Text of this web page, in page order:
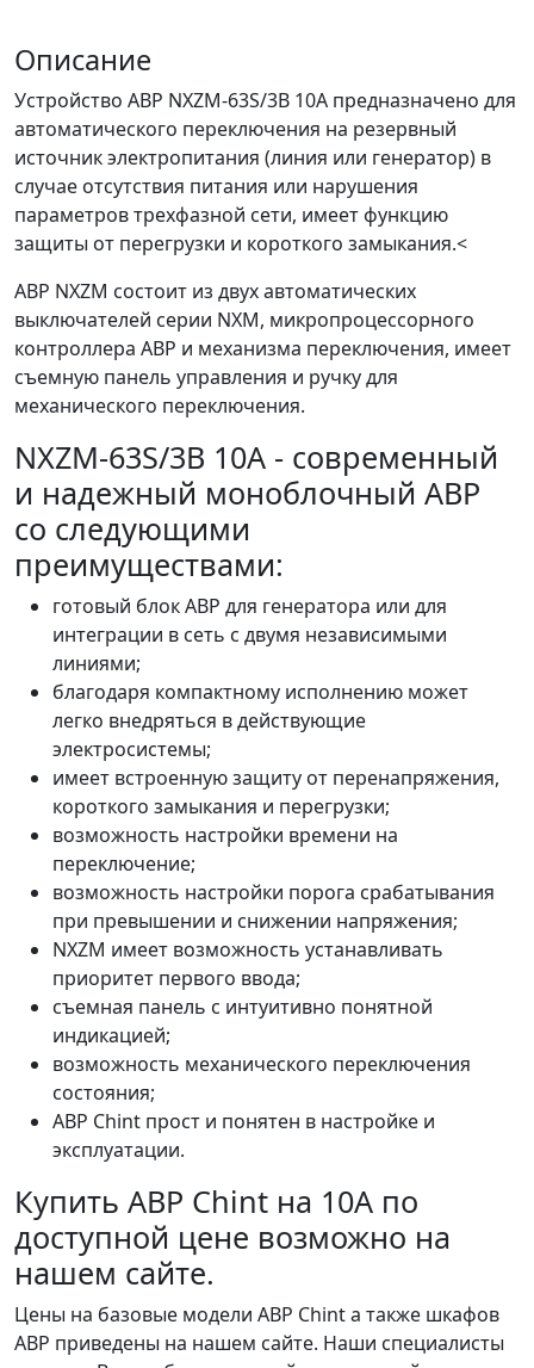
Описание
Устройство АВР NXZM-63S/3B 10A предназначено для
автоматического переключения на резервный
источник электропитания (линия или генератор) в
случае отсутствия питания или нарушения
параметров трехфазной сети, имеет функцию
защиты от перегрузки и короткого замыкания.<
АВР NXZM состоит из двух автоматических
выключателей серии NXM, микропроцессорного
контроллера АВР и механизма переключения, имеет
съемную панель управления и ручку для
механического переключения.
NXZM-63S/3B 10A - современный
и надежный моноблочный АВР
со следующими
преимуществами:
готовый блок АВР для генератора или для
интеграции в сеть с двумя независимыми
линиями;
благодаря компактному исполнению может
легко внедряться в действующие
электросистемы;
имеет встроенную защиту от перенапряжения,
короткого замыкания и перегрузки;
возможность настройки времени на
переключение;
возможность настройки порога срабатывания
при превышении и снижении напряжения;
NXZM имеет возможность устанавливать
приоритет первого ввода;
съемная панель с интуитивно понятной
индикацией;
возможность механического переключения
состояния;
АВР Chint прост и понятен в настройке и
эксплуатации.
Купить АВР Chint на 10А по
доступной цене возможно на
нашем сайте.
Цены на базовые модели АВР Chint а также шкафов
АВР приведены на нашем сайте. Наши специалисты